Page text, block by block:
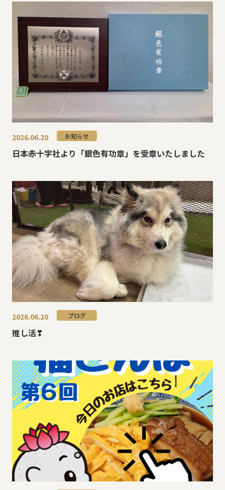
2026.06.20 お知らせ
日本赤十字社より「銀色有功章」を受章いたしました
2026.06.20 ブログ
推し活❣